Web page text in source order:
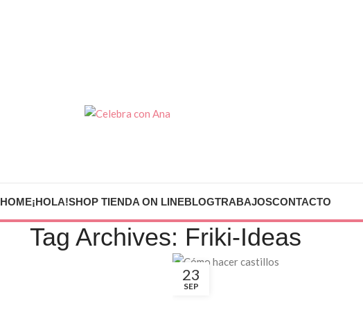
HOME¡HOLA!SHOP TIENDA ON LINEBLOGTRABAJOSCONTACTO
Tag Archives: Friki-Ideas
23
SEP